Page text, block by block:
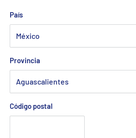
País
Provincia
Código postal